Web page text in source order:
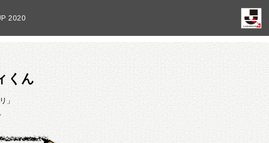
2020
くん
」